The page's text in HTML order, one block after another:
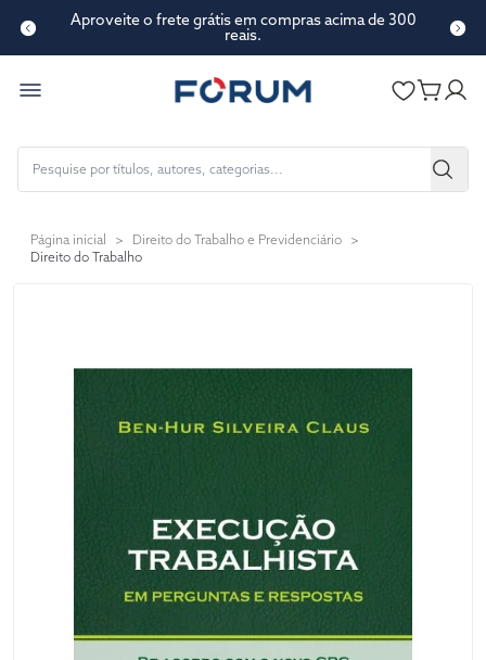
Aproveite o frete grátis em compras acima de 300
reais.
Página inicial > Direito do Trabalho e Previdenciário >
Direito do Trabalho